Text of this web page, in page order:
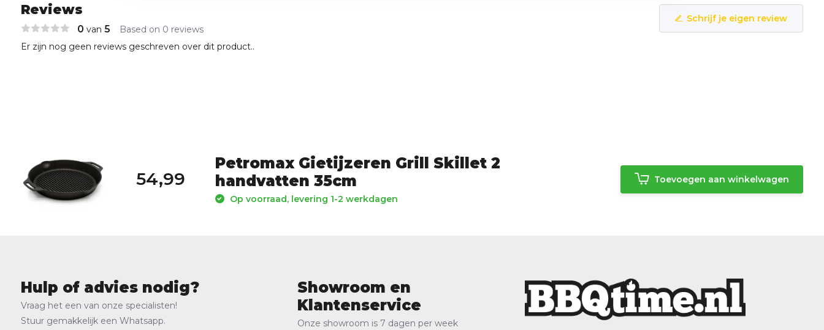
Reviews
0 van 5 Based on 0 reviews
Schrijf je eigen review
Er zijn nog geen reviews geschreven over dit product..
54,99
Petromax Gietijzeren Grill Skillet 2
handvatten 35cm
Op voorraad, levering 1-2 werkdagen
Toevoegen aan winkelwagen
Hulp of advies nodig?
Vraag het een van onze specialisten!
Stuur gemakkelijk een Whatsapp.
Showroom en
Klantenservice
Onze showroom is 7 dagen per week